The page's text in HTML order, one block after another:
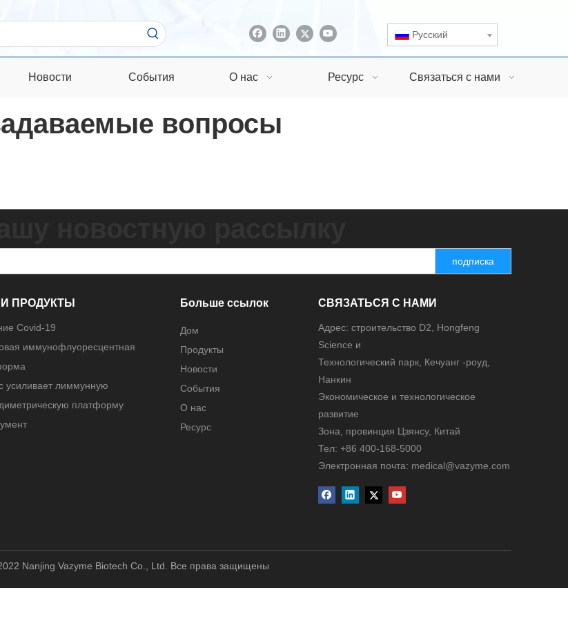
Pусский
Новости События О нас Ресурс Связаться с нами
вопросы
подписка
ПРОДУКТЫ
Covid-19
иммунофлуоресцентная
усиливает лиммунную
платформу
Больше ссылок
Дом
Продукты
Новости
События
О нас
Ресурс
СВЯЗАТЬСЯ С НАМИ
Адрес: строительство D2, Hongfeng
Science и
Технологический парк, Кечуанг -роуд,
Нанкин
Экономическое и технологическое
развитие
Зона, провинция Цзянсу, Китай
Тел: +86 400-168-5000
Электронная почта: medical@vazyme.com
Nanjing Vazyme Biotech Co., Ltd. Все права защищены